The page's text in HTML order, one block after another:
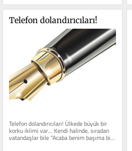
Telefon dolandırıcıları!
Telefon dolandırıcıları! Ülkede büyük bir
korku iklimi var... Kendi halinde, sıradan
vatandaşlar bile “Acaba benim başıma bir
şey gelir...